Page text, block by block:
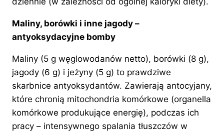
Maliny, borówki i inne jagody –
antyoksydacyjne bomby
Maliny (5 g węglowodanów netto), borówki (8 g),
jagody (6 g) i jeżyny (5 g) to prawdziwe
skarbnice antyoksydantów. Zawierają antocyjany,
które chronią mitochondria komórkowe (organella
komórkowe produkujące energię), podczas ich
pracy – intensywnego spalania tłuszczów w